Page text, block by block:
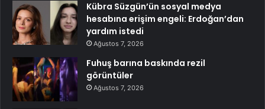
Kübra Süzgün’ün sosyal medya
hesabına erişim engeli: Erdoğan’dan
yardım istedi
Ağustos 7, 2026
Fuhuş barına baskında rezil
görüntüler
Ağustos 7, 2026